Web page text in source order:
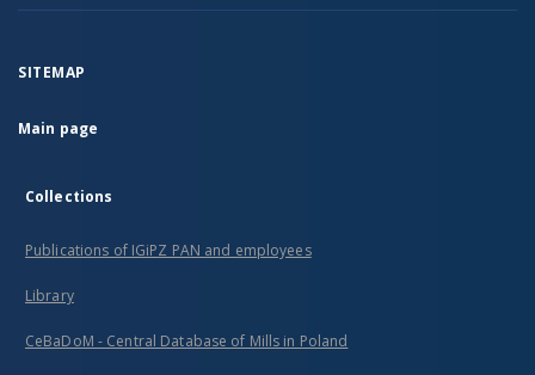
SITEMAP
Main page
Collections
Publications of IGiPZ PAN and employees
Library
CeBaDoM - Central Database of Mills in Poland